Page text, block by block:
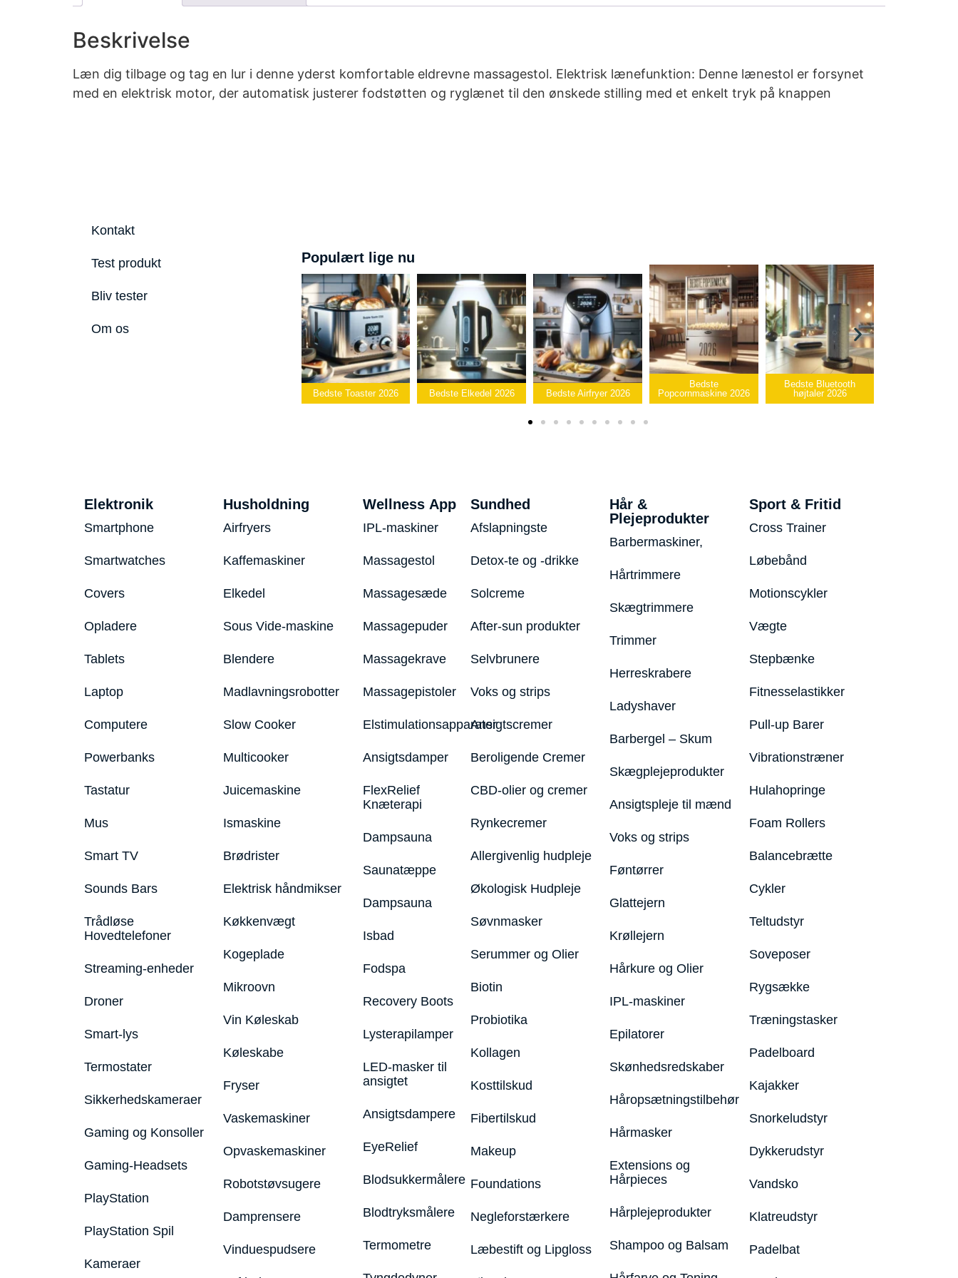
Beskrivelse
Læn dig tilbage og tag en lur i denne yderst komfortable eldrevne massagestol. Elektrisk lænefunktion: Denne lænestol er forsynet
med en elektrisk motor, der automatisk justerer fodstøtten og ryglænet til den ønskede stilling med et enkelt tryk på knappen
Kontakt
Test produkt
Bliv tester
Om os
Populært lige nu
Bedste Elkedel 2026 Bedste Airfryer 2026
Bedste
Popcornmaskine 2026
Bedste Bluetooth
højtaler 2026
Bedste infrarøde
varmepude 2026
Elektronik
Smartphone
Smartwatches
Covers
Opladere
Tablets
Laptop
Computere
Powerbanks
Tastatur
Mus
Smart TV
Sounds Bars
Trådløse
Hovedtelefoner
Streaming-enheder
Droner
Smart-lys
Termostater
Sikkerhedskameraer
Gaming og Konsoller
Gaming-Headsets
PlayStation
PlayStation Spil
Kameraer
Husholdning
Airfryers
Kaffemaskiner
Elkedel
Sous Vide-maskine
Blendere
Madlavningsrobotter
Slow Cooker
Multicooker
Juicemaskine
Ismaskine
Brødrister
Elektrisk håndmikser
Køkkenvægt
Kogeplade
Mikroovn
Vin Køleskab
Køleskabe
Fryser
Vaskemaskiner
Opvaskemaskiner
Robotstøvsugere
Damprensere
Vinduespudsere
Wellness App
IPL-maskiner
Massagestol
Massagesæde
Massagepuder
Massagekrave
Massagepistoler
Elstimulationsapparater
Ansigtsdamper
FlexRelief
Knæterapi
Dampsauna
Saunatæppe
Dampsauna
Isbad
Fodspa
Recovery Boots
Lysterapilamper
LED-masker til
ansigtet
Ansigtsdampere
EyeRelief
Blodsukkermålere
Blodtryksmålere
Termometre
Sundhed
Afslapningste
Detox-te og -drikke
Solcreme
After-sun produkter
Selvbrunere
Voks og strips
Ansigtscremer
Beroligende Cremer
CBD-olier og cremer
Rynkecremer
Allergivenlig hudpleje
Økologisk Hudpleje
Søvnmasker
Serummer og Olier
Biotin
Probiotika
Kollagen
Kosttilskud
Fibertilskud
Makeup
Foundations
Negleforstærkere
Læbestift og Lipgloss
Hår &
Plejeprodukter
Barbermaskiner,
Hårtrimmere
Skægtrimmere
Trimmer
Herreskrabere
Ladyshaver
Barbergel – Skum
Skægplejeprodukter
Ansigtspleje til mænd
Voks og strips
Føntørrer
Glattejern
Krøllejern
Hårkure og Olier
IPL-maskiner
Epilatorer
Skønhedsredskaber
Håropsætningstilbehør
Hårmasker
Extensions og
Hårpieces
Hårplejeprodukter
Shampoo og Balsam
Sport & Fritid
Cross Trainer
Løbebånd
Motionscykler
Vægte
Stepbænke
Fitnesselastikker
Pull-up Barer
Vibrationstræner
Hulahopringe
Foam Rollers
Balancebrætte
Cykler
Teltudstyr
Soveposer
Rygsække
Træningstasker
Padelboard
Kajakker
Snorkeludstyr
Dykkerudstyr
Vandsko
Klatreudstyr
Padelbat